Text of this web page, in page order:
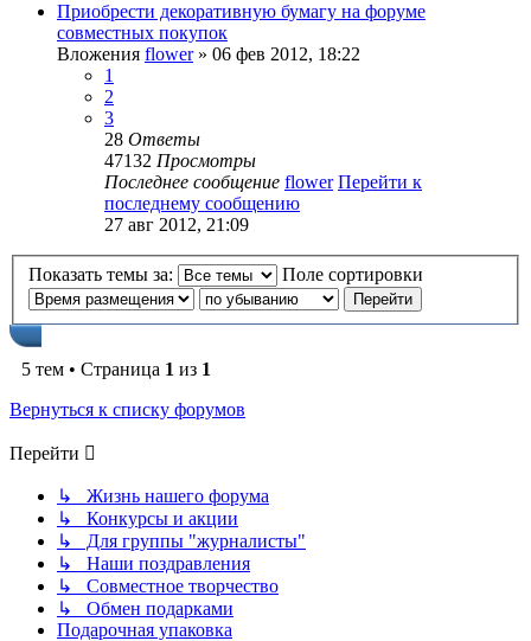
Приобрести декоративную бумагу на форуме
совместных покупок
Вложения flower» 06 фев 2012, 18:22
1
2
3
28 Ответы
47132 Просмотры
Последнее сообщение flower Перейти к
последнему сообщению
27 авг 2012, 21:09
Показать темы за: Поле сортировки
5 тем • Страница 1 из 1
Вернуться к списку форумов
Перейти
↳ Жизнь нашего форума
↳ Конкурсы и акции
↳ Для группы "журналисты"
↳ Наши поздравления
↳ Совместное творчество
↳ Обмен подарками
Подарочная упаковка